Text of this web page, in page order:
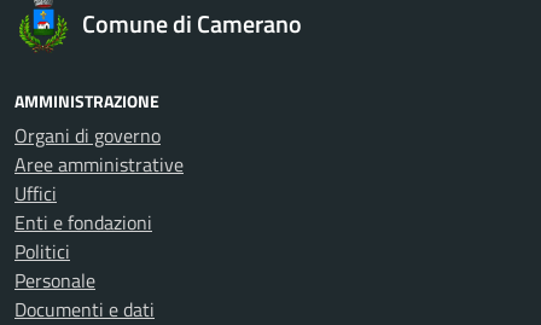
Comune di Camerano
AMMINISTRAZIONE
Organi di governo
Aree amministrative
Uffici
Enti e fondazioni
Politici
Personale
Documenti e dati